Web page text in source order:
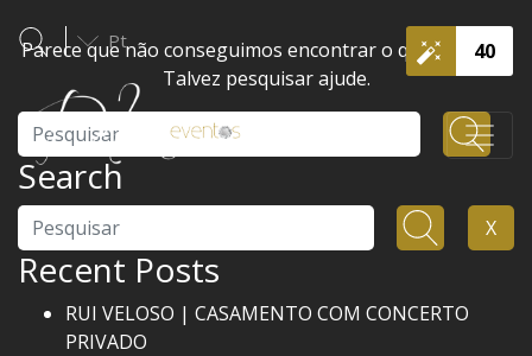
40
Pt
Parece que não conseguimos encontrar o que procura.
Talvez pesquisar ajude.
Search
Pesquisar X
Recent Posts
RUI VELOSO | CASAMENTO COM CONCERTO
PRIVADO